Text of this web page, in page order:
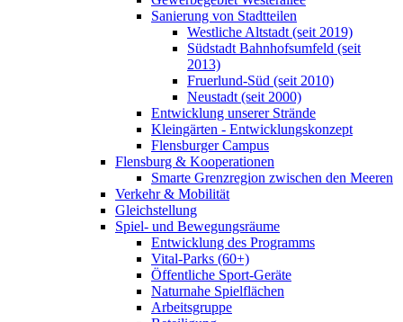
Sanierung von Stadtteilen
Westliche Altstadt (seit 2019)
Südstadt Bahnhofsumfeld (seit
2013)
Fruerlund-Süd (seit 2010)
Neustadt (seit 2000)
Entwicklung unserer Strände
Kleingärten - Entwicklungskonzept
Flensburger Campus
Flensburg & Kooperationen
Smarte Grenzregion zwischen den Meeren
Verkehr & Mobilität
Gleichstellung
Spiel- und Bewegungsräume
Entwicklung des Programms
Vital-Parks (60+)
Öffentliche Sport-Geräte
Naturnahe Spielflächen
Arbeitsgruppe